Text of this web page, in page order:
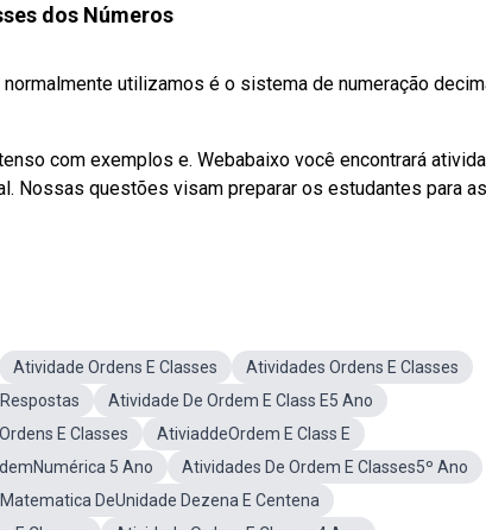
dos Números
utilizamos é o sistema de numeração
com exemplos e. Webabaixo você encontrará
Nossas questões visam preparar os estudantes para as
Atividade Ordens E Classes
Atividades Ordens E Classes
Atividade De Ordem E Class E5 Ano
E Classes
AtiviaddeOrdem E Class E
5 Ano
Atividades De Ordem E Classes5º Ano
DeUnidade Dezena E Centena